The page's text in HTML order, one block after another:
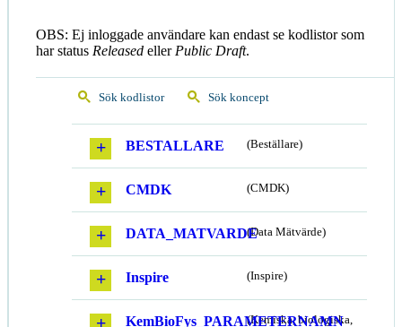
OBS: Ej inloggade användare kan endast se kodlistor som
har status Released eller Public Draft.
Sök kodlistor Sök koncept
BESTALLARE (Beställare)
CMDK (CMDK)
DATA_MATVARDE(Data Mätvärde)
Inspire (Inspire)
KemBioFys_PARAMETERNAMN
(Kemiska, biologiska,